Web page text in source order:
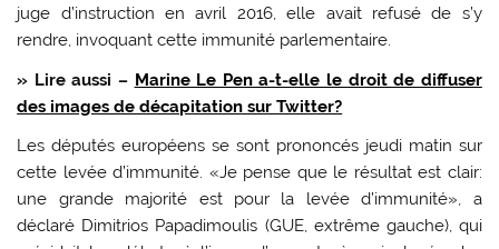
juge d’instruction en avril 2016, elle avait refusé de s’y
rendre, invoquant cette immunité parlementaire.
» Lire aussi – Marine Le Pen a-t-elle le droit de diffuser
des images de décapitation sur Twitter?
Les députés européens se sont prononcés jeudi matin sur
cette levée d’immunité. «Je pense que le résultat est clair:
une grande majorité est pour la levée d’immunité», a
déclaré Dimitrios Papadimoulis (GUE, extrême gauche), qui